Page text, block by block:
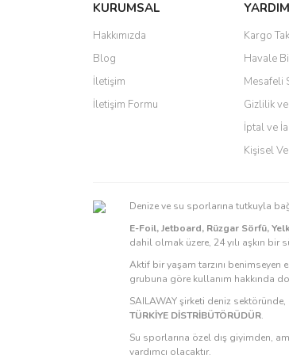
Ürün açıklamasında eksik bilgiler
Ürün bilgilerinde hatalar
Ürün fiyatı diğer sitelerden daha
Bu ürüne benzer farklı alternatifler
KURUMSAL
Hakkımızda
Blog
İletişim
İletişim Formu
YARDIM
Kargo
Havale
Mesafeli
Gizlilik
İptal ve
Kişisel
Denize ve su sporlarına tutkuyla
E-Foil, Jetboard, Rüzgar Sörfü,
dahil olmak üzere, 24 yılı aşkın
Aktif bir yaşam tarzını
grubuna göre kullanım hakkında
SAILAWAY şirketi deniz sektöründe,
TÜRKİYE DİSTRİBÜTÖRÜDÜR.
Su sporlarına özel dış giyimden,
yardımcı olacaktır.